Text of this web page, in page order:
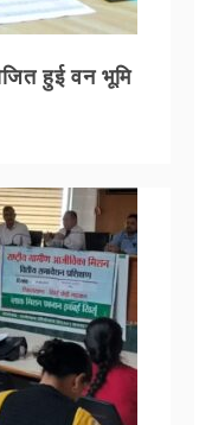
हुई वन भूमि